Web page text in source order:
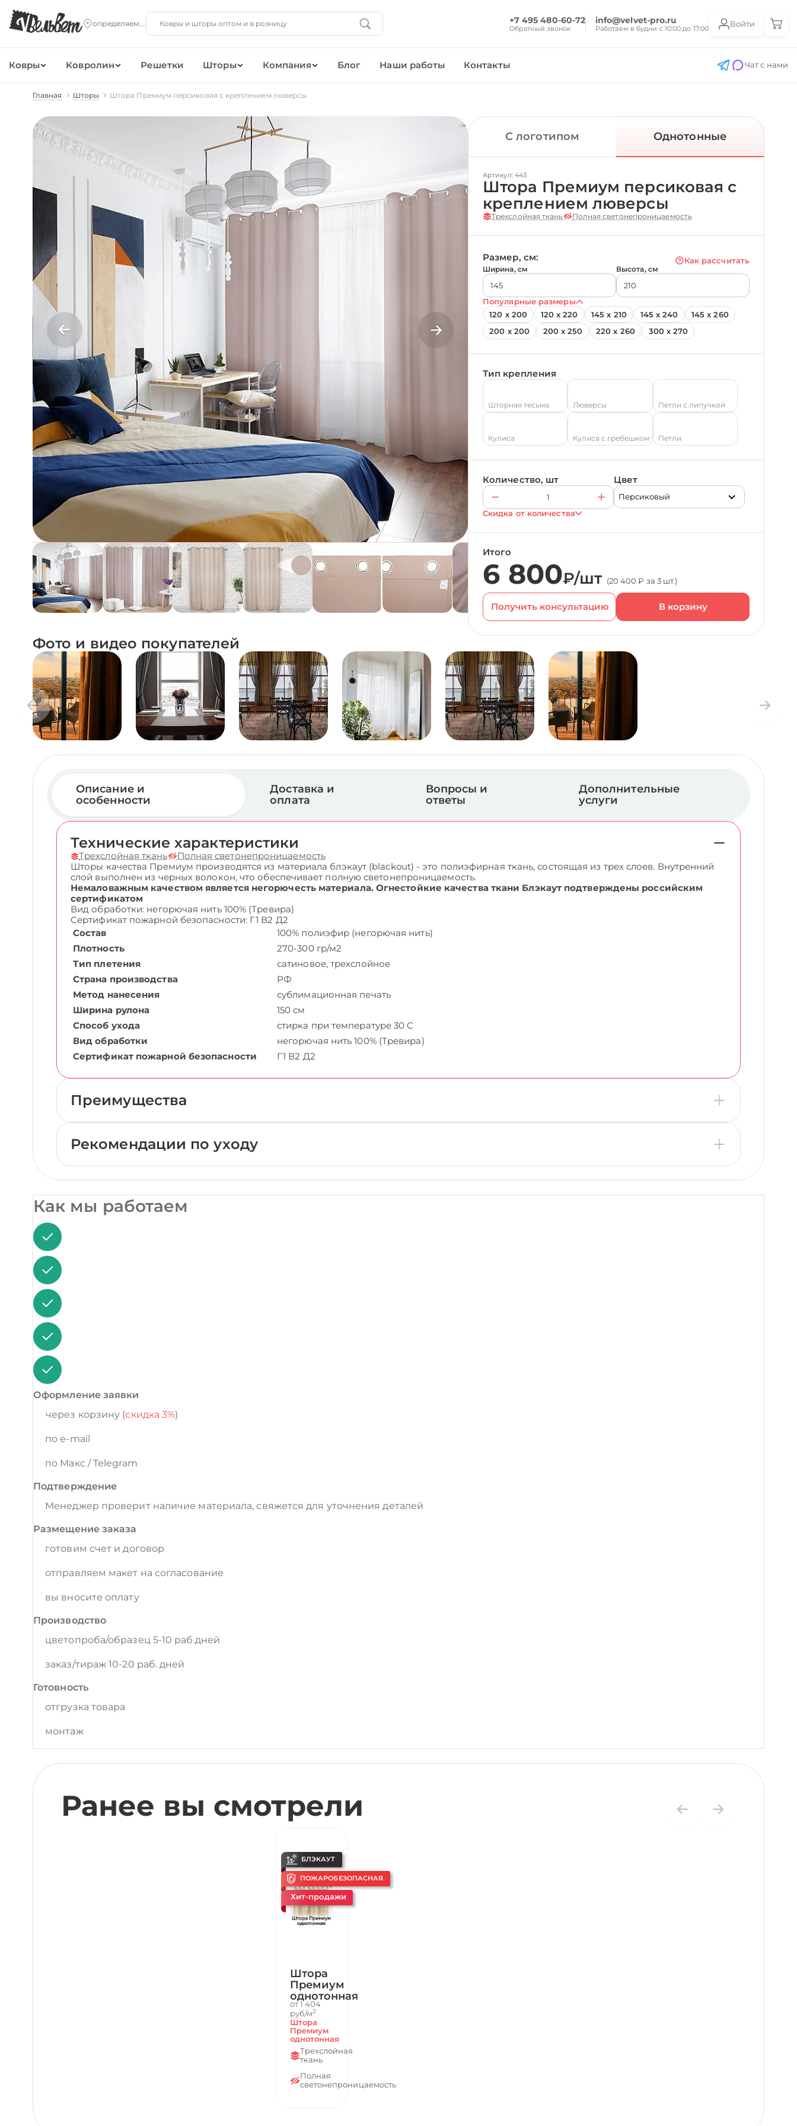
+7 495 480-60-72
Обратный звонок
info@velvet-pro.ru
Работаем в будни с 10:00 до 17:00
Войти
Ковры Ковролин Решетки Шторы Компания Блог Наши работы Контакты Чат с нами
Главная Шторы Штора Премиум персиковая с креплением люверсы
С логотипом Однотонные
Артикул: 443
Штора Премиум персиковая с
креплением люверсы
Трехслойная ткань Полная светонепроницаемость
Размер, см: Как рассчитать
Ширина, см Высота, см
Популярные размеры
120 х 200
120 х 220 145 х 210 145 х 240
145 х 260
200 х 200
200 х 250 220 х 260 300 х 270
Тип крепления
Шторная тесьма Люверсы Петли с липучкой
Кулиса Кулиса с гребешком Петли
Количество, шт Цвет
Персиковый
Скидка от количества
Итого
6 800₽/шт (20 400 ₽ за 3 шт.)
Получить консультацию
Фото и видео покупателей
Описание и
особенности
Доставка и
оплата
Вопросы и
ответы
Дополнительные
услуги
Технические характеристики
Трехслойная ткань
Полная светонепроницаемость
Шторы качества Премиум производятся из материала блэкаут (blackout) - это полиэфирная ткань, состоящая из трех слоев. Внутренний
слой выполнен из черных волокон, что обеспечивает полную светонепроницаемость.
Немаловажным качеством является негорючесть материала. Огнестойкие качества ткани Блэкаут подтверждены российским
сертификатом
Вид обработки: негорючая нить 100% (Тревира)
Сертификат пожарной безопасности: Г1 В2 Д2
Состав
100% полиэфир (негорючая нить)
Плотность
270-300 гр/м2
Тип плетения
сатиновое, трехслойное
Страна производства
РФ
Метод нанесения
сублимационная печать
Ширина рулона
150 см
Способ ухода
стирка при температуре 30 C
Вид обработки
негорючая нить 100% (Тревира)
Сертификат пожарной безопасности
Г1 В2 Д2
Преимущества
Рекомендации по уходу
Как мы работаем
Оформление заявки
через корзину (скидка 3%)
по e-mail
по Макс / Telegram
Подтверждение
Менеджер проверит наличие материала, свяжется для уточнения деталей
Размещение заказа
готовим счет и договор
отправляем макет на согласование
вы вносите оплату
Производство
цветопроба/образец 5-10 раб.дней
заказ/тираж 10-20 раб. дней
Готовность
отгрузка товара
монтаж
Ранее вы смотрели
БЛЭКАУТ
ПОЖАРОБЕЗОПАСНАЯ
Хит-продажи
Штора
Премиум
однотонная
от 1 404
руб/м2
Штора
Премиум
однотонная
Трехслойная
ткань
Полная
светонепроницаемость